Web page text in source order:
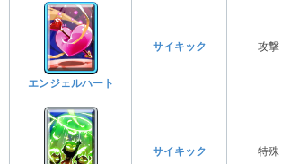
エンジェルハート
サイキック 攻撃
サイキック 特殊